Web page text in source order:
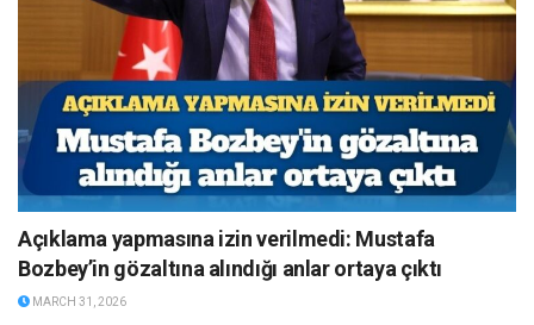
Açıklama yapmasına izin verilmedi: Mustafa
Bozbey’in gözaltına alındığı anlar ortaya çıktı
MARCH 31, 2026